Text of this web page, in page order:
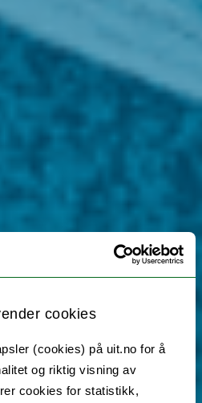
cookies
(cookies) på uit.no for å
og riktig visning av
cookies for statistikk,